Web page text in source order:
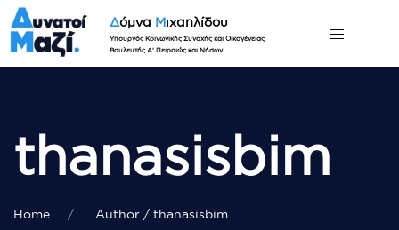
Δόμνα Μιχαηλίδου
Υπουργός Κοινωνικής Συνοχής και Οικογένειας
Βουλευτής Α' Πειραιώς και Νήσων
thanasisbim
Home Author / thanasisbim